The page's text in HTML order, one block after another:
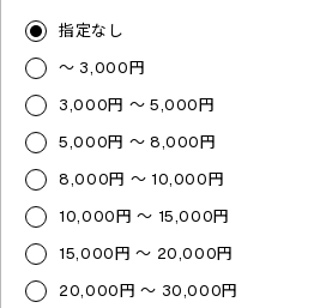
指定なし
～ 3,000円
3,000円 ～ 5,000円
5,000円 ～ 8,000円
8,000円 ～ 10,000円
10,000円 ～ 15,000円
15,000円 ～ 20,000円
20,000円 ～ 30,000円